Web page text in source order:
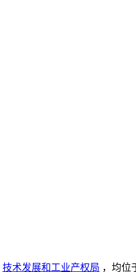
技术发展和工业产权局 ，均位